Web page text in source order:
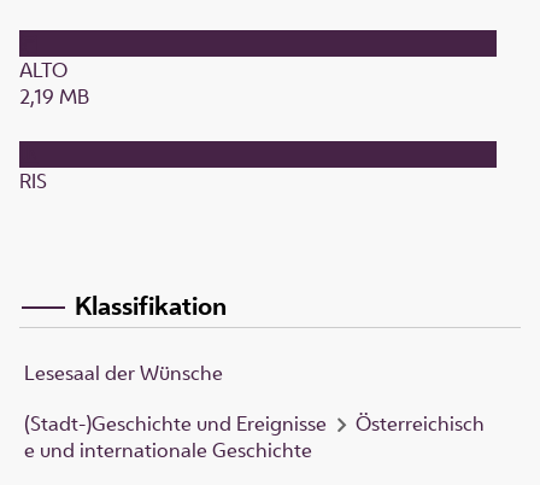
ALTO
2,19 MB
RIS
Klassifikation
Lesesaal der Wünsche
(Stadt-)Geschichte und Ereignisse
Österreichisch
e und internationale Geschichte